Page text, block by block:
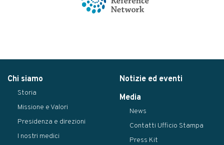
Chi siamo
Storia
Missione e Valori
Presidenza e direzioni
I nostri medici
Notizie ed eventi
Media
News
Contatti Ufficio Stampa
Press Kit